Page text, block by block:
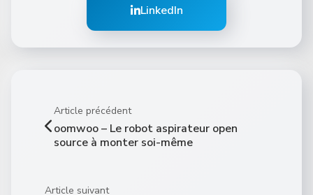
LinkedIn
Article précédent
oomwoo – Le robot aspirateur open
source à monter soi-même
Article suivant